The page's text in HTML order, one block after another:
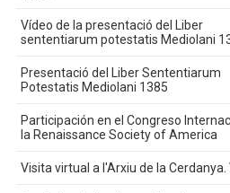
Vídeo de la presentació del Liber
sententiarum potestatis Mediolani
Presentació del Liber Sententiarum
Potestatis Mediolani 1385
Participación en el Congreso
la Renaissance Society of America
Visita virtual a l'Arxiu de la Cerdanya.